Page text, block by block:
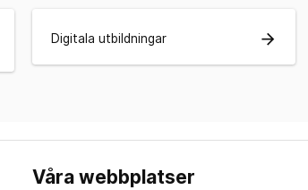
Digitala utbildningar arrow_forward
Våra webbplatser